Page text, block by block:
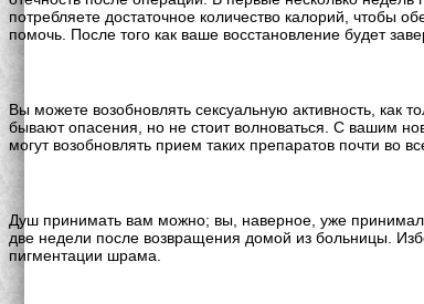
потребляете достаточное количество калорий, чтобы
помочь. После того как ваше восстановление будет
Вы можете возобновлять сексуальную активность, как
бывают опасения, но не стоит волноваться. С вашим
могут возобновлять прием таких препаратов почти во
Душ принимать вам можно; вы, наверное, уже
две недели после возвращения домой из больницы.
пигментации шрама.